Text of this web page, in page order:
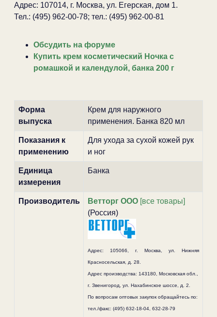
Адрес: 107014, г. Москва, ул. Егерская, дом 1.
Тел.: (495) 962-00-78; тел.: (495) 962-00-81
Обсудить на форуме
Купить крем косметический Ночка с
ромашкой и календулой, банка 200 г
Форма
выпуска
Крем для наружного
применения. Банка 820 мл
Показания к
применению
Для ухода за сухой кожей рук
и ног
Единица
измерения
Банка
Производитель Ветторг ООО[все товары]
(Россия)
Адрес: 105066, г. Москва, ул. Нижняя
Красносельская, д. 28.
Адрес производства: 143180, Московская обл.,
г. Звенигород, ул. Нахабинское шоссе, д. 2.
По вопросам оптовых закупок обращайтесь по:
тел./факс: (495) 632-18-04, 632-28-79